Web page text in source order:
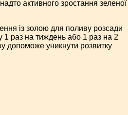
активного зростання зеленої
із золою для поливу розсади
раз на тиждень або 1 раз на 2
допоможе уникнути розвитку